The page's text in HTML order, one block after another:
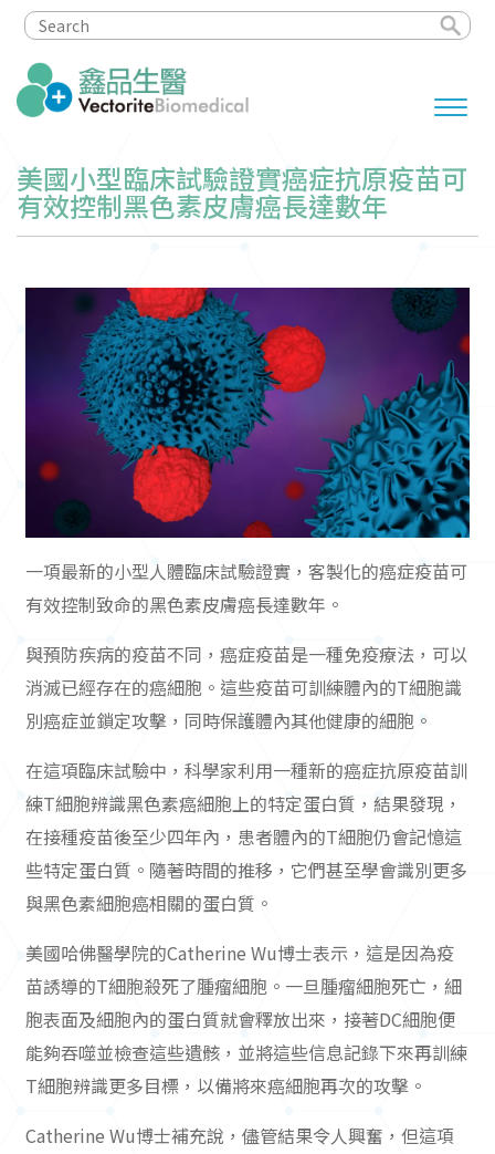
美國小型臨床試驗證實癌症抗原疫苗可
有效控制黑色素皮膚癌長達數年
一項最新的小型人體臨床試驗證實，客製化的癌症疫苗可
有效控制致命的黑色素皮膚癌長達數年。
與預防疾病的疫苗不同，癌症疫苗是一種免疫療法，可以
消滅已經存在的癌細胞。這些疫苗可訓練體內的T細胞識
別癌症並鎖定攻擊，同時保護體內其他健康的細胞。
在這項臨床試驗中，科學家利用一種新的癌症抗原疫苗訓
練T細胞辨識黑色素癌細胞上的特定蛋白質，結果發現，
在接種疫苗後至少四年內，患者體內的T細胞仍會記憶這
些特定蛋白質。隨著時間的推移，它們甚至學會識別更多
與黑色素細胞癌相關的蛋白質。
美國哈佛醫學院的Catherine Wu博士表示，這是因為疫
苗誘導的T細胞殺死了腫瘤細胞。一旦腫瘤細胞死亡，細
胞表面及細胞內的蛋白質就會釋放出來，接著DC細胞便
能夠吞噬並檢查這些遺骸，並將這些信息記錄下來再訓練
T細胞辨識更多目標，以備將來癌細胞再次的攻擊。
Catherine Wu博士補充說，儘管結果令人興奮，但這項